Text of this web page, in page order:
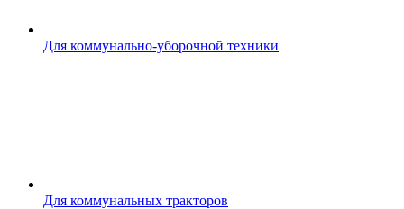
Для коммунально-уборочной техники
Для коммунальных тракторов